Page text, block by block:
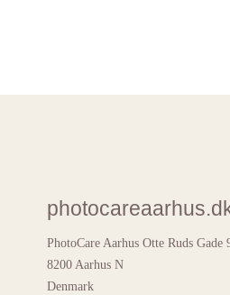
PhotoCare Aarhus Otte Ruds Gade
8200 Aarhus N
Denmark